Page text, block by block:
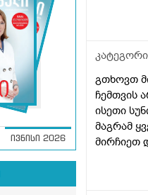
ივნისი 2026
გთხოვთ
ჩემთვის
ისეთი
მაგრამ
მირჩიეთ